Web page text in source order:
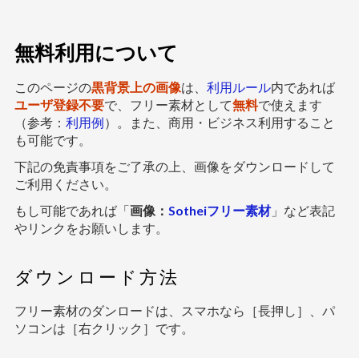
無料利用について
このページの黒背景上の画像は、 利用ルール内であれば
ユーザ登録不要で、フリー素材として無料で使えます
（参考： 利用例）。また、商用・ビジネス利用すること
も可能です。
下記の免責事項をご了承の上、画像をダウンロードして
ご利用ください。
もし可能であれば「画像： Sotheiフリー素材」など表記
やリンクをお願いします。
ダウンロード方法
フリー素材のダンロードは、スマホなら［長押し］、パ
ソコンは［右クリック］です。